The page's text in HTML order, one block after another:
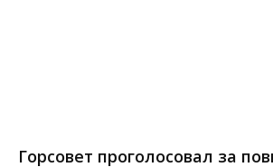
Горсовет проголосовал за